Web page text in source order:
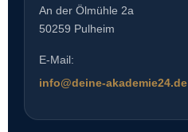
An der Ölmühle 2a
50259 Pulheim
E-Mail:
info@deine-akademie24.de